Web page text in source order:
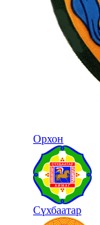
Орхон
Сүхбаатар